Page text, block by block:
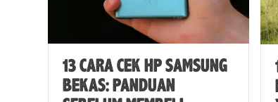
13 CARA CEK HP SAMSUNG
BEKAS: PANDUAN